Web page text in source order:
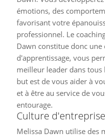
émotions, des
favorisant votre
professionnel. Le
Dawn constitue donc une
d'apprentissage, vous
meilleur leader dans tous
but est de vous aider à
et à être au service de
entourage.
Culture
Melissa Dawn utilise des